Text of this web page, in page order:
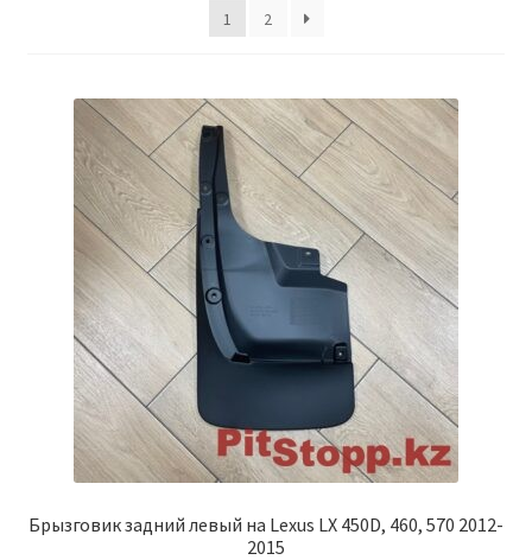
1 2
Брызговик задний левый на Lexus LX 450D, 460, 570 2012-
2015